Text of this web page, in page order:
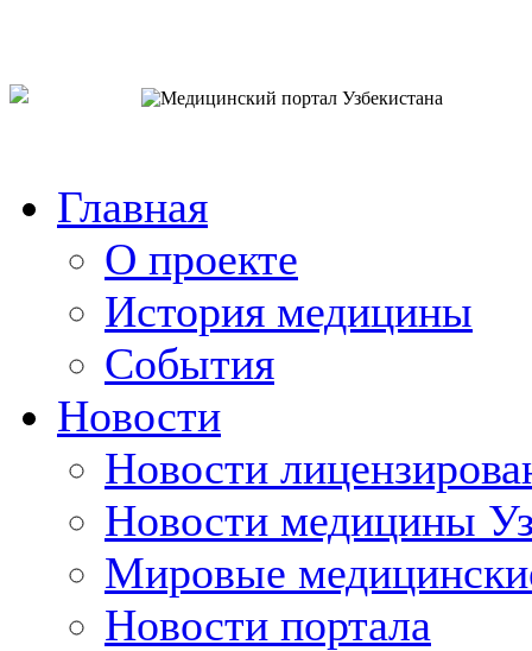
Главная
О проекте
История медицины
События
Новости
Новости
Новости медицины
Мировые
Новости портала